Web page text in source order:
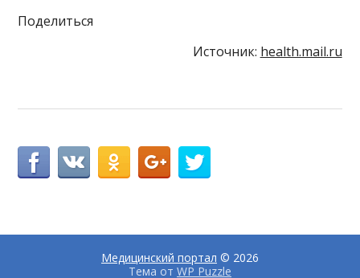
Поделиться
Источник: health.mail.ru
Медицинский портал © 2026
Тема от WP Puzzle